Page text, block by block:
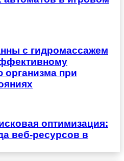
с гидромассажем
организма при
оптимизация:
веб-ресурсов в